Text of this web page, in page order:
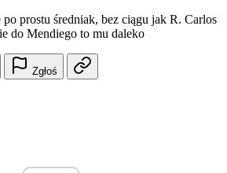
po prostu średniak, bez ciągu jak R. Carlos
do Mendiego to mu daleko
Zgłoś